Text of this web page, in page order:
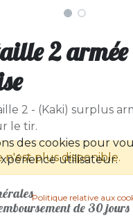
2 armée
2 - (Kaki) surplus
le tir.
n'est plus disponible.
de 30 jours
des cookies pour
utilisateur.
Politique relative aux